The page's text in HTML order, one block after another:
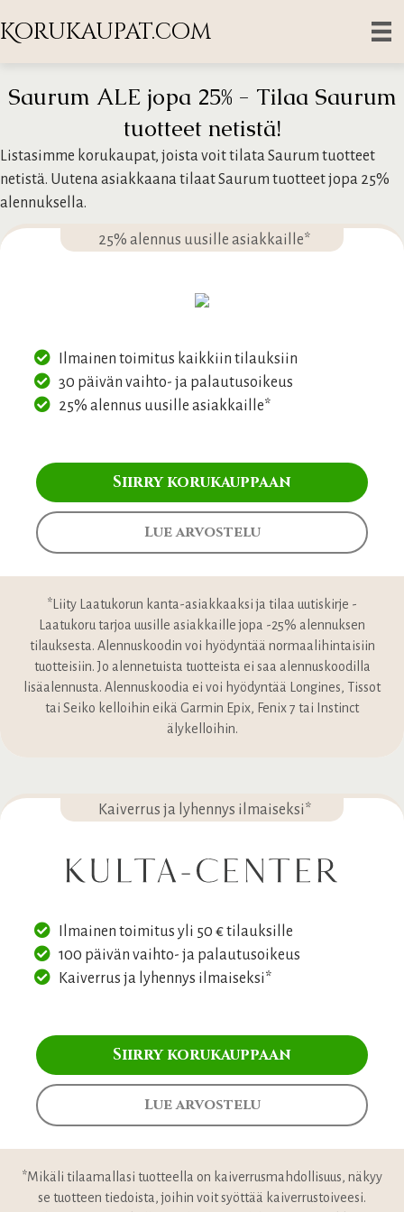
Korukaupat.com
Saurum ALE jopa 25% - Tilaa Saurum
tuotteet netistä!
Listasimme korukaupat, joista voit tilata Saurum tuotteet
netistä. Uutena asiakkaana tilaat Saurum tuotteet jopa 25%
alennuksella.
25% alennus uusille asiakkaille*
Ilmainen toimitus kaikkiin tilauksiin
30 päivän vaihto- ja palautusoikeus
25% alennus uusille asiakkaille*
Siirry korukauppaan
Lue arvostelu
*Liity Laatukorun kanta-asiakkaaksi ja tilaa uutiskirje -
Laatukoru tarjoa uusille asiakkaille jopa -25% alennuksen
tilauksesta. Alennuskoodin voi hyödyntää normaalihintaisiin
tuotteisiin. Jo alennetuista tuotteista ei saa alennuskoodilla
lisäalennusta. Alennuskoodia ei voi hyödyntää Longines, Tissot
tai Seiko kelloihin eikä Garmin Epix, Fenix 7 tai Instinct
älykelloihin.
Kaiverrus ja lyhennys ilmaiseksi*
Ilmainen toimitus yli 50 € tilauksille
100 päivän vaihto- ja palautusoikeus
Kaiverrus ja lyhennys ilmaiseksi*
Siirry korukauppaan
Lue arvostelu
*Mikäli tilaamallasi tuotteella on kaiverrusmahdollisuus, näkyy
se tuotteen tiedoista, joihin voit syöttää kaiverrustoiveesi.